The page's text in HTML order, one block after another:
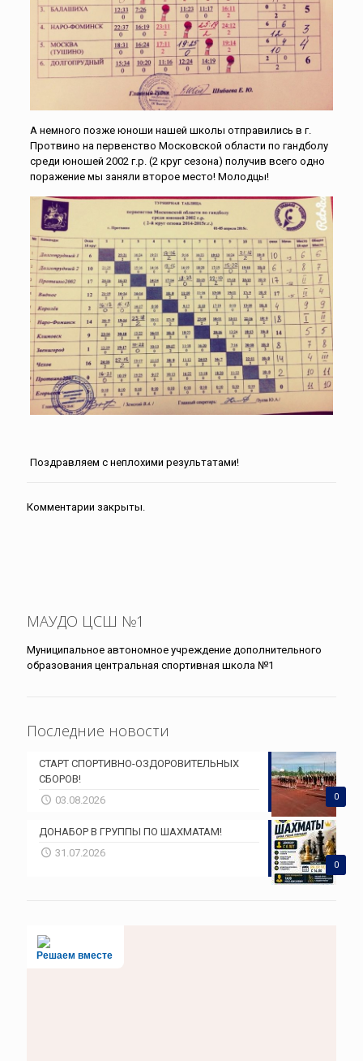
А немного позже юноши нашей школы отправились в г.
Протвино на первенство Московской области по гандболу
среди юношей 2002 г.р. (2 круг сезона) получив всего одно
поражение мы заняли второе место! Молодцы!
Поздравляем с неплохими результатами!
Комментарии закрыты.
МАУДО ЦСШ №1
Муниципальное автономное учреждение дополнительного
образования центральная спортивная школа №1
Последние новости
0
СТАРТ СПОРТИВНО-ОЗДОРОВИТЕЛЬНЫХ
СБОРОВ!
03.08.2026
0
ДОНАБОР В ГРУППЫ ПО ШАХМАТАМ!
31.07.2026
Решаем вместе